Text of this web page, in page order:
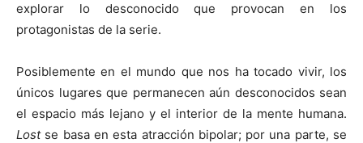
explorar lo desconocido que provocan en los
protagonistas de la serie.
Posiblemente en el mundo que nos ha tocado vivir, los
únicos lugares que permanecen aún desconocidos sean
el espacio más lejano y el interior de la mente humana.
Lostse basa en esta atracción bipolar; por una parte, se